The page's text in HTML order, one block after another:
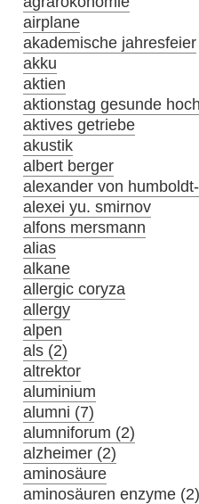
airplane
akademische jahresfeier
akku
aktien
aktionstag gesunde
aktives getriebe
akustik
albert berger
alexander von
alexei yu. smirnov
alfons mersmann
alias
alkane
allergic coryza
allergy
alpen
als (2)
altrektor
aluminium
alumni (7)
alumniforum (2)
alzheimer (2)
aminosäure
aminosäuren enzyme